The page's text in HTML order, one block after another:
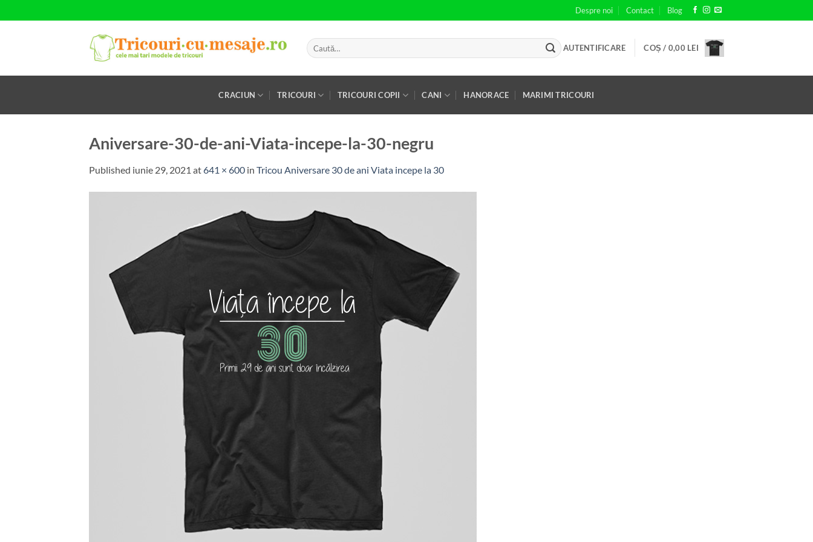
to
Despre noi Contact Blog
Caută
după:
AUTENTIFICARE COȘ / 0,00 LEI
CRACIUN TRICOURI TRICOURI COPII CANI HANORACE MARIMI TRICOURI
Aniversare-30-de-ani-Viata-incepe-la-30-negru
Published iunie 29, 2021 at641 × 600 in Tricou Aniversare 30 de ani Viata incepe la 30